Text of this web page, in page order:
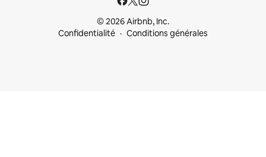
© 2026 Airbnb, Inc.
Confidentialité
Conditions générales